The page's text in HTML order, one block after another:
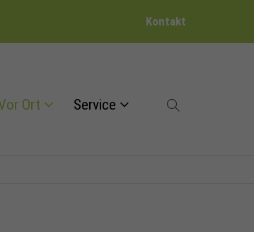
Kontakt
Ort Service